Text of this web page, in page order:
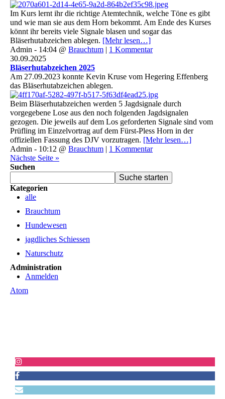
Im Kurs lernt ihr die richtige Atemtechnik, welche Töne es gibt
und wie man sie aus dem Horn bekommt. Am Ende des Kurses
könnt ihr bereits viele Signale blasen und sogar das
Bläserhutabzeichen ablegen. [Mehr lesen…]
Admin - 14:04 @ Brauchtum | 1 Kommentar
30.09.2025
Bläserhutabzeichen 2025
Am 27.09.2023 konnte Kevin Kruse vom Hegering Effenberg
das Bläserhutabzeichen ablegen.
Beim Bläserhutabzeichen werden 5 Jagdsignale durch
vorgegebene Lose aus den noch folgenden Jagdsignalen
gezogen. Die jeweils auf dem Los geforderten Signale sind vom
Prüfling im Einzelvortrag auf dem Fürst-Pless Horn in der
offiziellen Fassung des DJV vorzutragen. [Mehr lesen…]
Admin - 10:12 @ Brauchtum | 1 Kommentar
Nächste Seite »
Suchen
Kategorien
alle
Brauchtum
Hundewesen
jagdliches Schiessen
Naturschutz
Administration
Anmelden
Atom